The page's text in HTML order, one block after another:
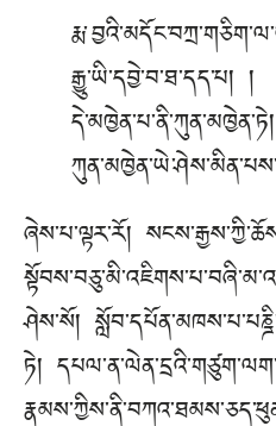
རྒྱུ་ཡི་དབྱེ་བ་ཐ་དད་པ། །
ཞེས་པ་ལྟར་རོ།
ཤེས་སོ།
ཏེ།